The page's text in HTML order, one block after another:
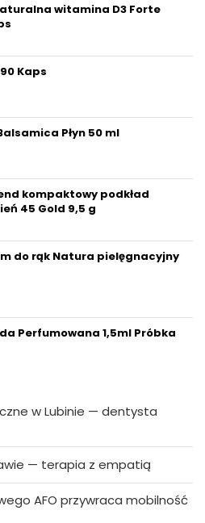
witamina D3 Forte
Kaps
Płyn 50 ml
kompaktowy podkład
45 Gold 9,5 g
do rąk Natura pielęgnacyjny
Perfumowana 1,5ml Próbka
w Lubinie — dentysta
— terapia z empatią
AFO przywraca mobilność